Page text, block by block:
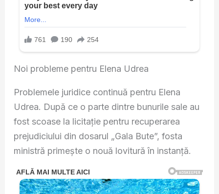
Noi probleme pentru Elena Udrea
Problemele juridice continuă pentru Elena
Udrea. După ce o parte dintre bunurile sale au
fost scoase la licitație pentru recuperarea
prejudiciului din dosarul „Gala Bute”, fosta
ministră primește o nouă lovitură în instanță.